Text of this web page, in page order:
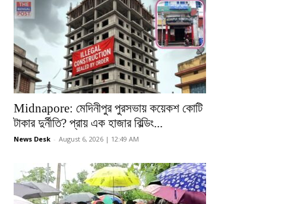
Midnapore: মেদিনীপুর পুরসভায় কয়েকশ কোটি
টাকার দুর্নীতি? প্রায় এক হাজার বিল্ডিং...
News Desk - August 6, 2026 | 12:49 AM